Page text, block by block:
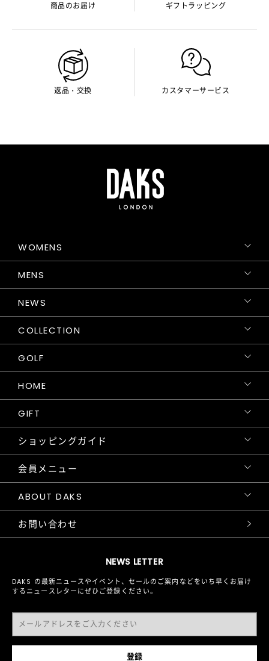
商品のお届け ギフトラッピング
返品・交換 カスタマーサービス
NEWS LETTER
DAKS の最新ニュースやイベント、セールのご案内などをいち早くお届け
するニュースレターにぜひご登録ください。
WOMENS
MENS
NEWS
COLLECTION
GOLF
HOME
GIFT
ショッピングガイド
会員メニュー
ABOUT DAKS
お問い合わせ